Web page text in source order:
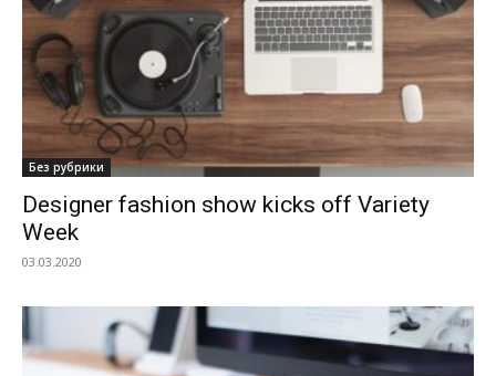
Без рубрики
Designer fashion show kicks off Variety
Week
03.03.2020